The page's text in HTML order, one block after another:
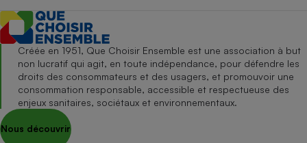
Créée en 1951, Que Choisir Ensemble est une association à but
non lucratif qui agit, en toute indépendance, pour défendre les
droits des consommateurs et des usagers, et promouvoir une
consommation responsable, accessible et respectueuse des
enjeux sanitaires, sociétaux et environnementaux.
Nous découvrir